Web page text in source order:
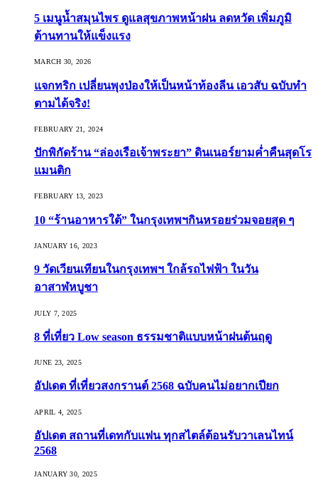
5 เมนูน้ำสมุนไพร ดูแลสุขภาพหน้าฝน ลดหวัด เพิ่มภูมิ
ต้านทานให้แข็งแรง
MARCH 30, 2026
แจกทริก เปลี่ยนพุงป่องให้เป็นหน้าท้องลีน เอวสับ ฉบับทำ
ตามได้จริง!
FEBRUARY 21, 2024
ปักพิกัดร้าน “ล่องเรือเจ้าพระยา” ดินเนอร์ยามค่ำคืนสุดโร
แมนติก
FEBRUARY 13, 2023
10 “ร้านอาหารใต้” ในกรุงเทพฯกินหรอยร่วมจอยสุด ๆ
JANUARY 16, 2023
9 วัดเวียนเทียนในกรุงเทพฯ ใกล้รถไฟฟ้า ในวัน
อาสาฬหบูชา
JULY 7, 2025
8 ที่เที่ยว Low season ธรรมชาติแบบหน้าฝนต้นฤดู️
JUNE 23, 2025
อัปเดต ที่เที่ยวสงกรานต์ 2568 ฉบับคนไม่อยากเปียก
APRIL 4, 2025
อัปเดต สถานที่เดทกับแฟน ทุกสไตล์ต้อนรับวาเลนไทน์
2568
JANUARY 30, 2025